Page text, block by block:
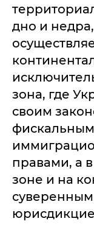
дно и
зона, где
своим
правами, а
зоне и на